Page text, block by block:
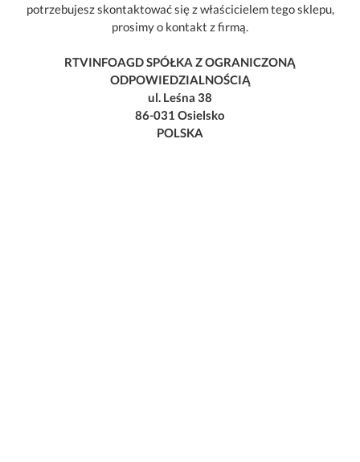
potrzebujesz skontaktować się z właścicielem tego sklepu,
prosimy o kontakt z firmą.
RTVINFOAGD SPÓŁKA Z OGRANICZONĄ
ODPOWIEDZIALNOŚCIĄ
ul. Leśna 38
86-031 Osielsko
POLSKA